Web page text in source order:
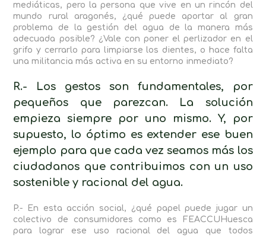
mediáticas, pero la persona que vive en un rincón del
mundo rural aragonés, ¿qué puede aportar al gran
problema de la gestión del agua de la manera más
adecuada posible? ¿Vale con poner el perlizador en el
grifo y cerrarlo para limpiarse los dientes, o hace falta
una militancia más activa en su entorno inmediato?
R.- Los gestos son fundamentales, por
pequeños que parezcan. La solución
empieza siempre por uno mismo. Y, por
supuesto, lo óptimo es extender ese buen
ejemplo para que cada vez seamos más los
ciudadanos que contribuimos con un uso
sostenible y racional del agua.
P.- En esta acción social, ¿qué papel puede jugar un
colectivo de consumidores como es FEACCUHuesca
para lograr ese uso racional del agua que todos